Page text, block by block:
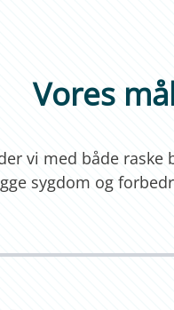
Vores
vi med både raske
sygdom og